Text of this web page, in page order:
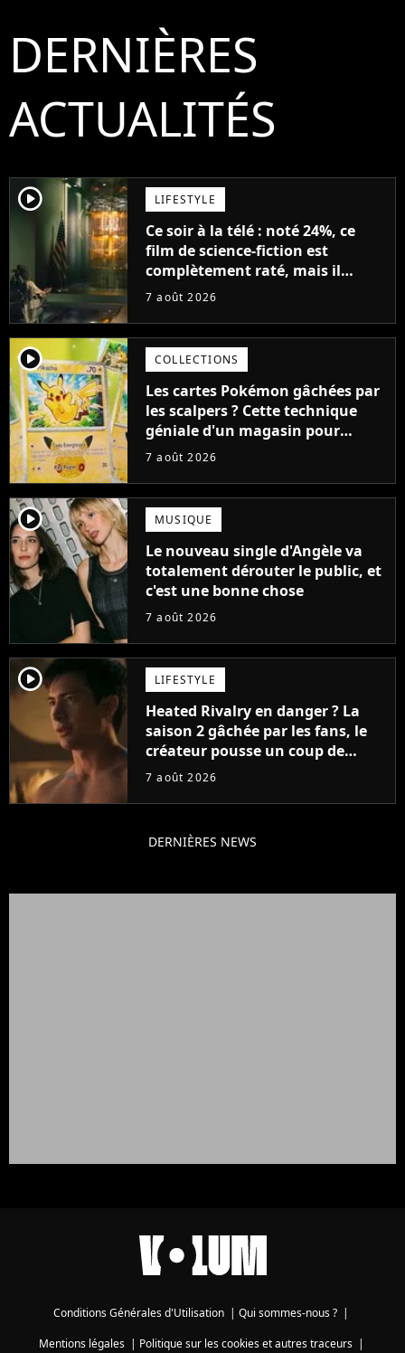
DERNIÈRES
ACTUALITÉS
player2 LIFESTYLE
Ce soir à la télé : noté 24%, ce
film de science-fiction est
complètement raté, mais il
aurait pu être encore pire à
7 août 2026
player2 COLLECTIONS
Les cartes Pokémon gâchées par
les scalpers ? Cette technique
géniale d'un magasin pour
ruiner les revendeurs
7 août 2026
player2 MUSIQUE
Le nouveau single d'Angèle va
totalement dérouter le public, et
c'est une bonne chose
7 août 2026
player2 LIFESTYLE
Heated Rivalry en danger ? La
saison 2 gâchée par les fans, le
créateur pousse un coup de
gueule
7 août 2026
DERNIÈRES NEWS
Conditions Générales d'Utilisation | Qui sommes-nous ? |
Mentions légales| Politique sur les cookies et autres traceurs|